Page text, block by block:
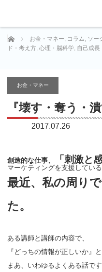
ホーム お金・マネー, コラム, ソー
ド・考え方, 心理・脳科学, 自己成長
お金・マネー
『壊す・奪う・
2017.07.26
創造的な仕事、 「刺激と
マーケティングを支援している
最近、私の周り
た。
ある講師と講師の内容で、
『どっちの情報が正しいか』
まあ、いわゆるよくある話です